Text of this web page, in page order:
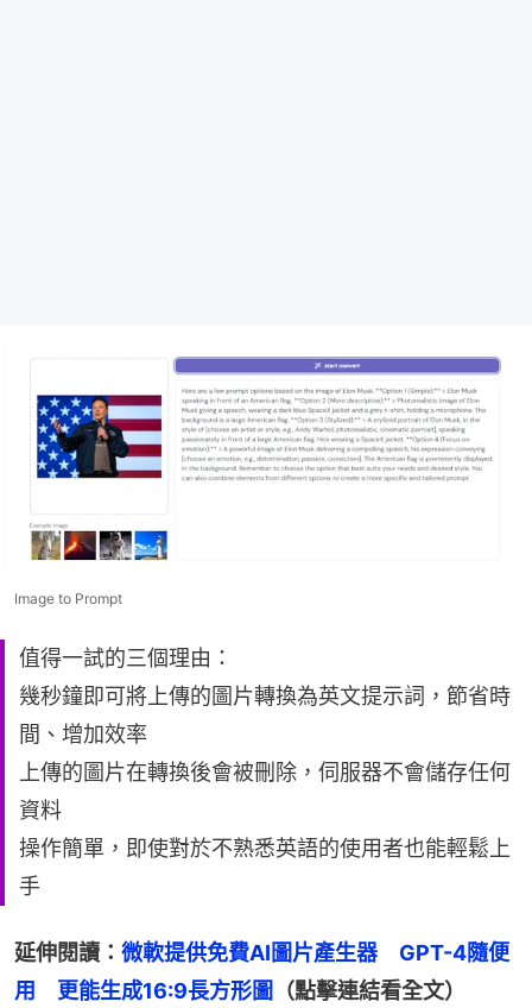
Image to Prompt
值得一試的三個理由：
幾秒鐘即可將上傳的圖片轉換為英文提示詞，節省時
間、增加效率
上傳的圖片在轉換後會被刪除，伺服器不會儲存任何
資料
操作簡單，即使對於不熟悉英語的使用者也能輕鬆上
手
延伸閱讀： 微軟提供免費AI圖片產生器　GPT-4隨便
用　更能生成16:9長方形圖 （點擊連結看全文）